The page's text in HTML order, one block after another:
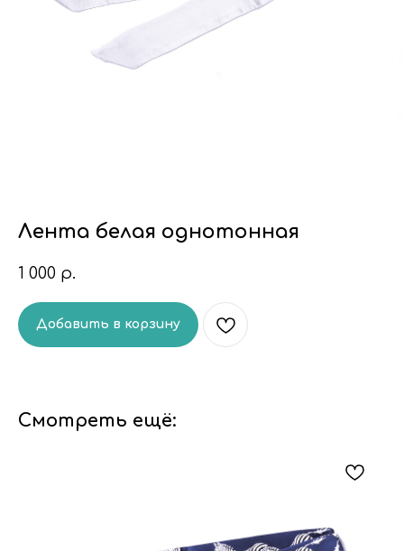
Лента белая однотонная
1 000 р.
Добавить в корзину
Смотреть ещё: